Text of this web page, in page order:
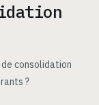
consolidation
?